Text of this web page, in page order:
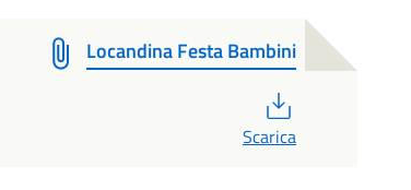
Locandina Festa Bambini
Scarica